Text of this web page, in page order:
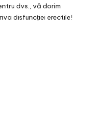
dvs., vă dorim
disfuncției erectile!